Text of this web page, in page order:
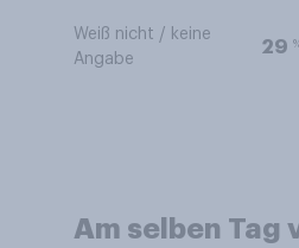
Weiß nicht / keine
Angabe
29
Am selben